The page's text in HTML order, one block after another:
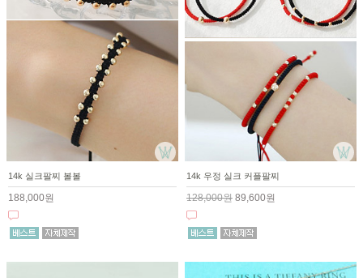
14k 실크팔찌 볼볼
188,000원
14k 우정 실크 커플팔찌
128,000원 89,600원